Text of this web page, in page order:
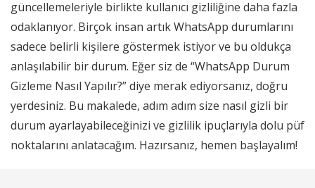
güncellemeleriyle birlikte kullanıcı gizliliğine daha fazla
odaklanıyor. Birçok insan artık WhatsApp durumlarını
sadece belirli kişilere göstermek istiyor ve bu oldukça
anlaşılabilir bir durum. Eğer siz de “WhatsApp Durum
Gizleme Nasıl Yapılır?” diye merak ediyorsanız, doğru
yerdesiniz. Bu makalede, adım adım size nasıl gizli bir
durum ayarlayabileceğinizi ve gizlilik ipuçlarıyla dolu püf
noktalarını anlatacağım. Hazırsanız, hemen başlayalım!